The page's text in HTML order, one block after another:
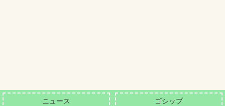
ニュース ゴシップ